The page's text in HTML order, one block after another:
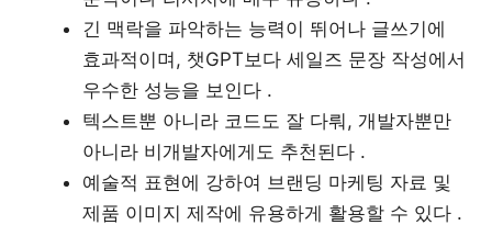
긴 맥락을 파악하는 능력이 뛰어나 글쓰기에
효과적이며, 챗GPT보다 세일즈 문장 작성에서
우수한 성능을 보인다 .
텍스트뿐 아니라 코드도 잘 다뤄, 개발자뿐만
아니라 비개발자에게도 추천된다 .
예술적 표현에 강하여 브랜딩 마케팅 자료 및
제품 이미지 제작에 유용하게 활용할 수 있다 .